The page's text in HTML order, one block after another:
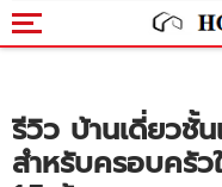
รีวิว บ้านเดี่ยวชั้
สำหรับครอบครั